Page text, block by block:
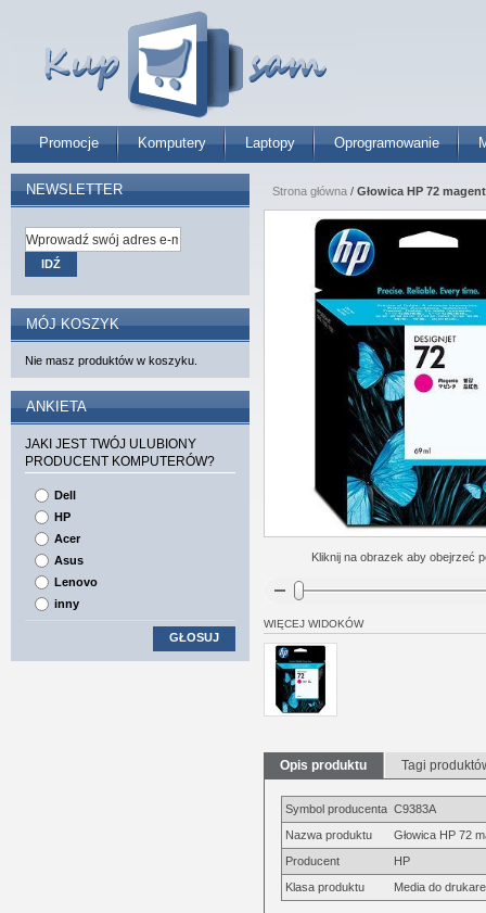
Promocje Komputery Laptopy Oprogramowanie
Strona główna / Głowica HP 72
Kliknij na obrazek aby obejrzeć
WIĘCEJ WIDOKÓW
Opis produktu Tagi
Symbol producenta C9383A
Nazwa produktu
Głowica HP 72
Producent
HP
Klasa produktu
Media do
NEWSLETTER
IDŹ
MÓJ KOSZYK
Nie masz produktów w koszyku.
ANKIETA
JAKI JEST TWÓJ ULUBIONY
PRODUCENT KOMPUTERÓW?
Dell
HP
Acer
Asus
Lenovo
inny
GŁOSUJ